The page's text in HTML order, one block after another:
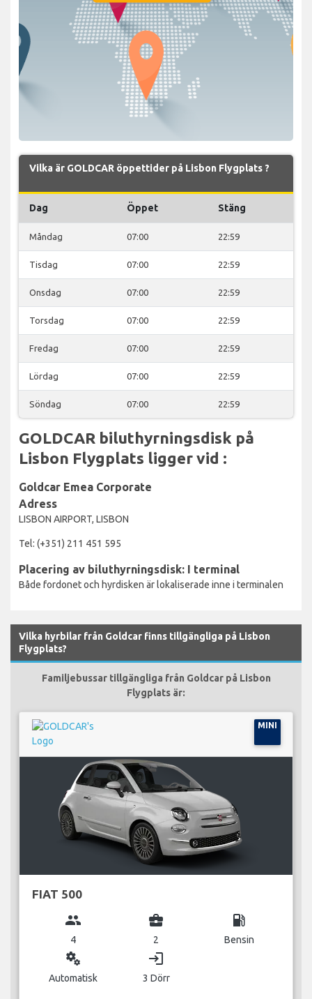
Vilka är GOLDCAR öppettider på Lisbon Flygplats ?
Dag Öppet Stäng
Måndag 07:00 22:59
Tisdag 07:00 22:59
Onsdag 07:00 22:59
Torsdag 07:00 22:59
Fredag 07:00 22:59
Lördag 07:00 22:59
Söndag 07:00 22:59
GOLDCAR biluthyrningsdisk på
Lisbon Flygplats ligger vid :
Goldcar Emea Corporate
Adress
LISBON AIRPORT, LISBON
Tel: (+351) 211 451 595
Placering av biluthyrningsdisk: I terminal
Både fordonet och hyrdisken är lokaliserade inne i terminalen
Vilka hyrbilar från Goldcar finns tillgängliga på Lisbon
Flygplats?
Familjebussar tillgängliga från Goldcar på Lisbon
Flygplats är:
MINI
FIAT 500
group
4
business_center
2
local_gas_station
Bensin
miscellaneous_services
Automatisk
login
3 Dörr